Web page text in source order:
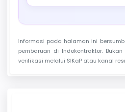
Informasi pada halaman ini
pembaruan di Indokontraktor.
verifikasi melalui SIKaP atau kanal